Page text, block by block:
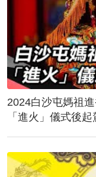
2024白沙屯媽祖
「進火」儀式後